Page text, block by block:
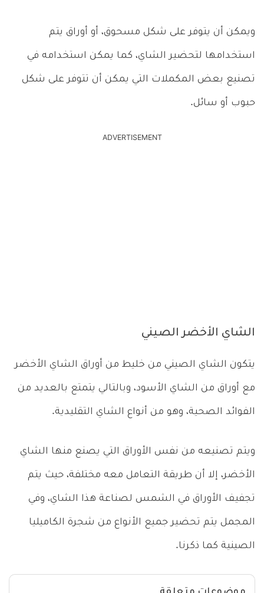
ويمكن أن يتوفر على شكل مسحوق، أو أوراق يتم
استخدامها لتحضير الشاي، كما يمكن استخدامه في
تصنيع بعض المكملات التي يمكن أن تتوفر على شكل
حبوب أو سائل.
ADVERTISEMENT
الشاي الأخضر الصيني
يتكون الشاي الصيني من خليط من أوراق الشاي الأخضر
مع أوراق من الشاي الأسود، وبالتالي يتمتع بالعديد من
الفوائد الصحية، وهو من أنواع الشاي التقليدية.
ويتم تصنيعه من نفس الأوراق التي يصنع منها الشاي
الأخضر، إلا أن طريقة التعامل معه مختلفة، حيث يتم
تجفيف الأوراق في الشمس لصناعة هذا الشاي، وفي
المجمل يتم تحضير جميع الأنواع من شجرة الكاميليا
الصينية كما ذكرنا.